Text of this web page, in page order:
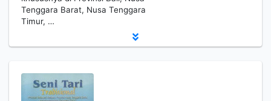
Tenggara Barat, Nusa Tenggara
Timur, …